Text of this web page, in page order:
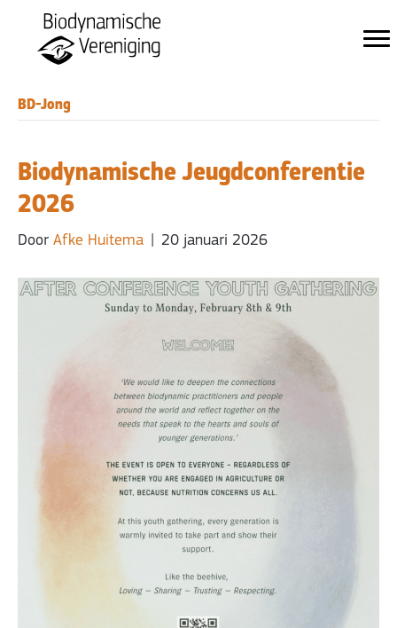
BD-Jong
Biodynamische Jeugdconferentie
2026
Door Afke Huitema 20 januari 2026